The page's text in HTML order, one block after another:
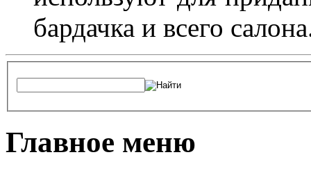
бардачка и всего
Главное меню